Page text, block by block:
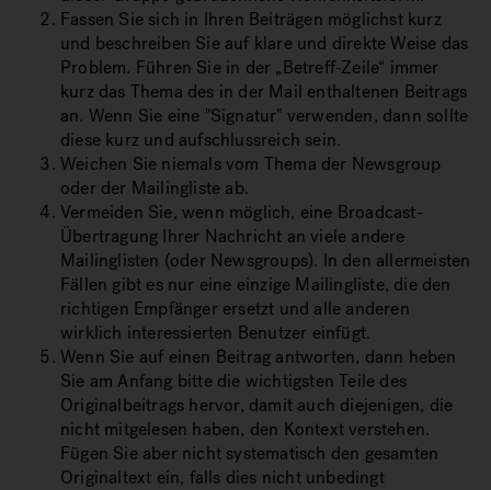
Fassen Sie sich in Ihren Beiträgen möglichst kurz
und beschreiben Sie auf klare und direkte Weise das
Problem. Führen Sie in der „Betreff-Zeile“ immer
kurz das Thema des in der Mail enthaltenen Beitrags
an. Wenn Sie eine "Signatur" verwenden, dann sollte
diese kurz und aufschlussreich sein.
Weichen Sie niemals vom Thema der Newsgroup
oder der Mailingliste ab.
Vermeiden Sie, wenn möglich, eine Broadcast-
Übertragung Ihrer Nachricht an viele andere
Mailinglisten (oder Newsgroups). In den allermeisten
Fällen gibt es nur eine einzige Mailingliste, die den
richtigen Empfänger ersetzt und alle anderen
wirklich interessierten Benutzer einfügt.
Wenn Sie auf einen Beitrag antworten, dann heben
Sie am Anfang bitte die wichtigsten Teile des
Originalbeitrags hervor, damit auch diejenigen, die
nicht mitgelesen haben, den Kontext verstehen.
Fügen Sie aber nicht systematisch den gesamten
Originaltext ein, falls dies nicht unbedingt